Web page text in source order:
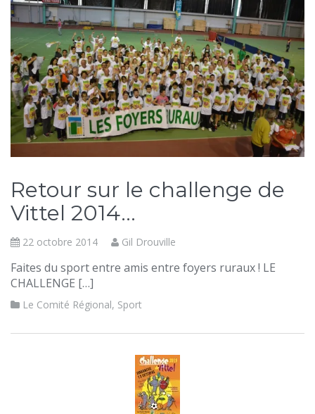
Retour sur le challenge de
Vittel 2014…
22 octobre 2014 Gil Drouville
Faites du sport entre amis entre foyers ruraux ! LE
CHALLENGE […]
Le Comité Régional, Sport